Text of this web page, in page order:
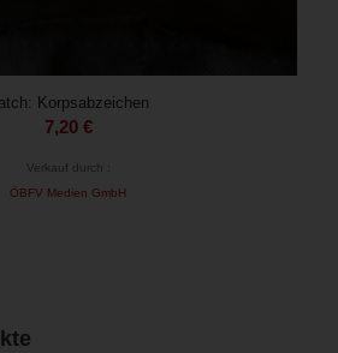
Korpsabzeichen
7,20 €
Verkauf durch :
ÖBFV Medien GmbH